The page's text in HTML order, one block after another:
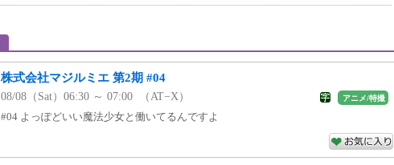
株式会社マジルミエ 第2期 #04
08/08（Sat）06:30 ～ 07:00 （AT−X） アニメ/特撮
#04 よっぽどいい魔法少女と働いてるんですよ